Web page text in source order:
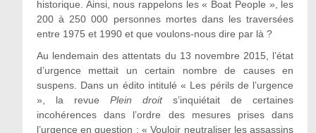
historique. Ainsi, nous rappelons les « Boat People », les
200 à 250 000 personnes mortes dans les traversées
entre 1975 et 1990 et que voulons-nous dire par là ?
Au lendemain des attentats du 13 novembre 2015, l’état
d’urgence mettait un certain nombre de causes en
suspens. Dans un édito intitulé « Les périls de l’urgence
», la revuePlein droits’inquiétait de certaines
incohérences dans l’ordre des mesures prises dans
l’urgence en question : « Vouloir neutraliser les assassins